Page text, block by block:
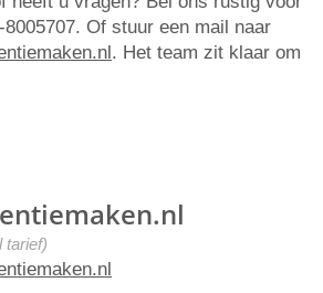
tarief)
Of stuur een mail naar
. Het team zit klaar om